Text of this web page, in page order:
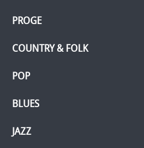
PROGE
COUNTRY & FOLK
POP
BLUES
JAZZ